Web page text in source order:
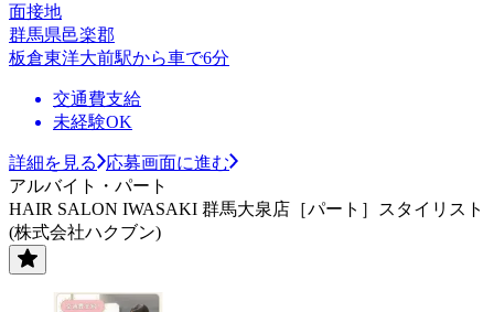
面接地
群馬県邑楽郡
板倉東洋大前駅から車で6分
交通費支給
未経験OK
詳細を見る
応募画面に進む
アルバイト・パート
HAIR SALON IWASAKI 群馬大泉店［パート］スタイリスト
(株式会社ハクブン)